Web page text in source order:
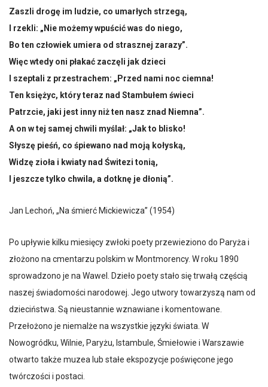
Zaszli drogę im ludzie, co umarłych strzegą,
I rzekli: „Nie możemy wpuścić was do niego,
Bo ten człowiek umiera od strasznej zarazy”.
Więc wtedy oni płakać zaczęli jak dzieci
I szeptali z przestrachem: „Przed nami noc ciemna!
Ten księżyc, który teraz nad Stambułem świeci
Patrzcie, jaki jest inny niż ten nasz znad Niemna”.
A on w tej samej chwili myślał: „Jak to blisko!
Słyszę pieśń, co śpiewano nad moją kołyską,
Widzę zioła i kwiaty nad Świtezi tonią,
I jeszcze tylko chwila, a dotknę je dłonią”.
Jan Lechoń, „Na śmierć Mickiewicza” (1954)
Po upływie kilku miesięcy zwłoki poety przewieziono do Paryża i
złożono na cmentarzu polskim w Montmorency. W roku 1890
sprowadzono je na Wawel. Dzieło poety stało się trwałą częścią
naszej świadomości narodowej. Jego utwory towarzyszą nam od
dzieciństwa. Są nieustannie wznawiane i komentowane.
Przełożono je niemalże na wszystkie języki świata. W
Nowogródku, Wilnie, Paryżu, Istambule, Śmiełowie i Warszawie
otwarto także muzea lub stałe ekspozycje poświęcone jego
twórczości i postaci.